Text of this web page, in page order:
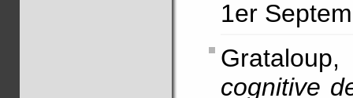
1er
cognitive